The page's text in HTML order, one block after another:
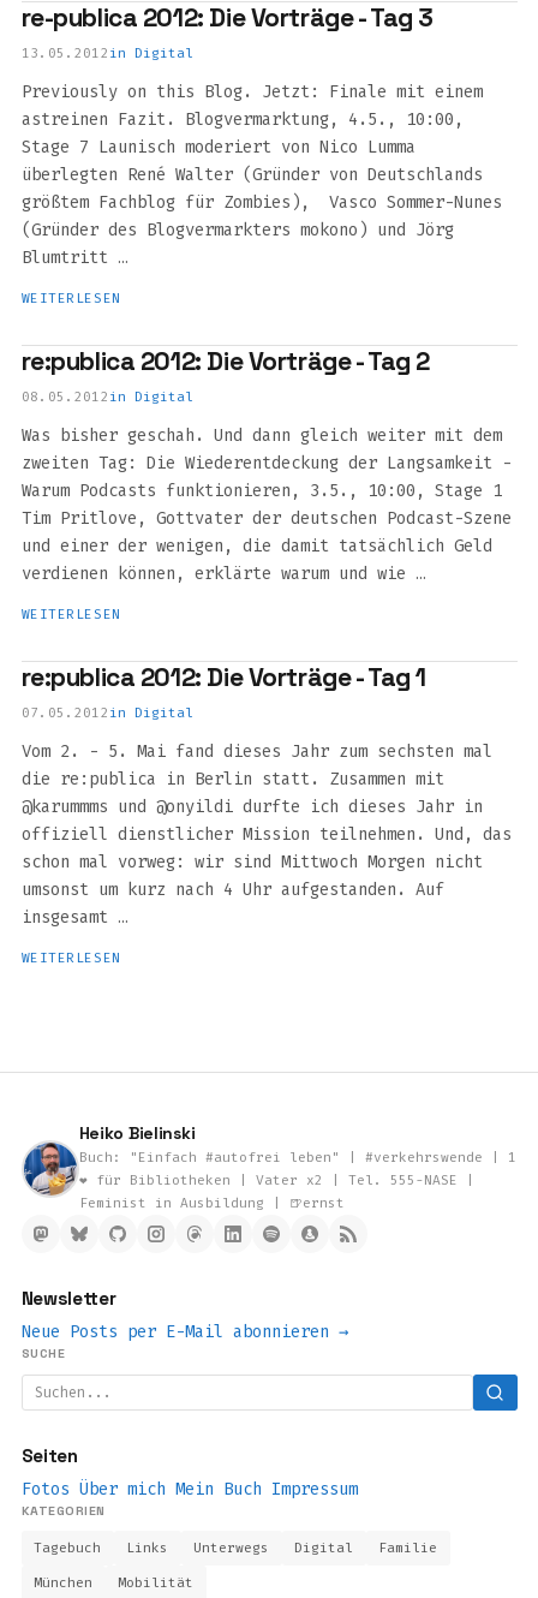
re-publica 2012: Die Vorträge - Tag 3
13.05.2012 in Digital
Previously on this Blog. Jetzt: Finale mit einem
astreinen Fazit. Blogvermarktung, 4.5., 10:00,
Stage 7 Launisch moderiert von Nico Lumma
überlegten René Walter (Gründer von Deutschlands
größtem Fachblog für Zombies), Vasco Sommer-Nunes
(Gründer des Blogvermarkters mokono) und Jörg
Blumtritt …
WEITERLESEN
re:publica 2012: Die Vorträge - Tag 2
08.05.2012 in Digital
Was bisher geschah. Und dann gleich weiter mit dem
zweiten Tag: Die Wiederentdeckung der Langsamkeit -
Warum Podcasts funktionieren, 3.5., 10:00, Stage 1
Tim Pritlove, Gottvater der deutschen Podcast-Szene
und einer der wenigen, die damit tatsächlich Geld
verdienen können, erklärte warum und wie …
WEITERLESEN
re:publica 2012: Die Vorträge - Tag 1
07.05.2012 in Digital
Vom 2. - 5. Mai fand dieses Jahr zum sechsten mal
die re:publica in Berlin statt. Zusammen mit
@karummms und @onyildi durfte ich dieses Jahr in
offiziell dienstlicher Mission teilnehmen. Und, das
schon mal vorweg: wir sind Mittwoch Morgen nicht
umsonst um kurz nach 4 Uhr aufgestanden. Auf
insgesamt …
WEITERLESEN
Heiko Bielinski
Buch: "Einfach #autofrei leben" | #verkehrswende | 1
❤️ für Bibliotheken | Vater x2 | Tel. 555-NASE |
Feminist in Ausbildung | 🍺ernst
Newsletter
Neue Posts per E-Mail abonnieren →
SUCHE
Seiten
Fotos Über mich Mein Buch Impressum
KATEGORIEN
Tagebuch Links Unterwegs Digital Familie
München Mobilität